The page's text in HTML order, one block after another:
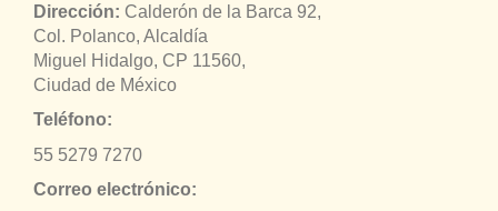
Dirección: Calderón de la Barca 92,
Col. Polanco, Alcaldía
Miguel Hidalgo, CP 11560,
Ciudad de México
Teléfono:
55 5279 7270
Correo electrónico: